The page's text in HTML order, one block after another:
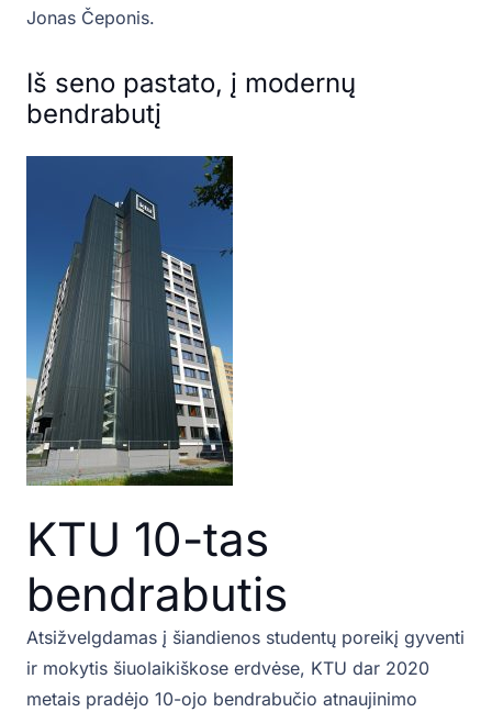
Jonas Čeponis.
Iš seno pastato, į modernų
bendrabutį
KTU 10-tas
bendrabutis
Atsižvelgdamas į šiandienos studentų poreikį gyventi
ir mokytis šiuolaikiškose erdvėse, KTU dar 2020
metais pradėjo 10-ojo bendrabučio atnaujinimo